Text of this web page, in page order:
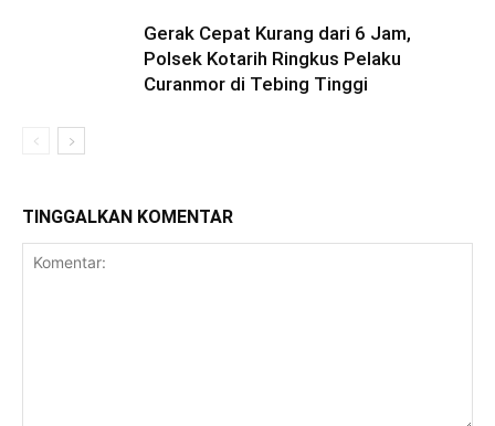
Gerak Cepat Kurang dari 6 Jam,
Polsek Kotarih Ringkus Pelaku
Curanmor di Tebing Tinggi
TINGGALKAN KOMENTAR